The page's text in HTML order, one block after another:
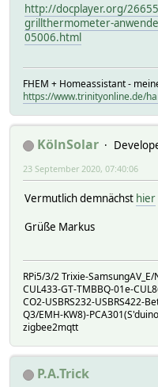
http://docplayer.org/
grillthermometer-
05006.html
FHEM + Homeassistant -
https://www.trinityonline.de/
KölnSolar
23 September 2020, 07:40:06
Vermutlich demnächst hier
Grüße Markus
RPi5/3/2 Trixie-SamsungAV_E/
CUL433-GT-TMBBQ-01e-
CO2-USBRS232-USBRS422-
Q3/EMH-KW8)-
zigbee2mqtt
P.A.Trick